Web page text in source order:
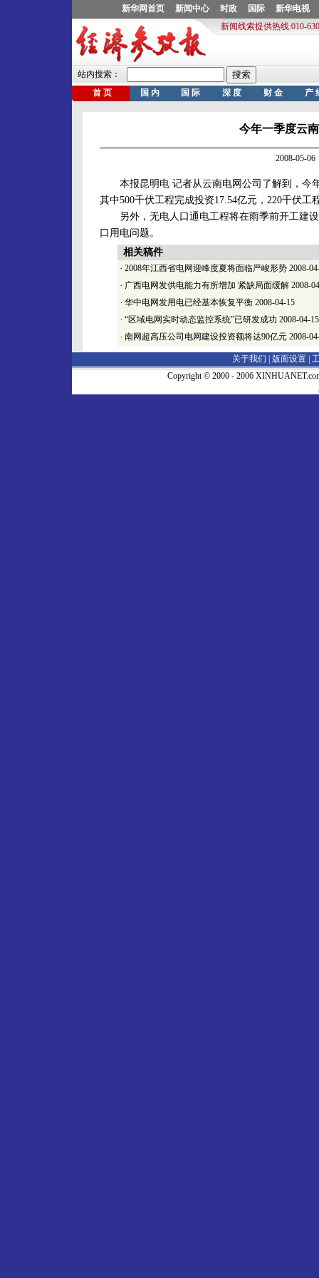
今年一季度云
2008-05-
本报昆明电 记者从云南电网公司了解到，今
其中500千伏工程完成投资17.54亿元，220千伏工
另外，无电人口通电工程将在雨季前开工建设
口用电问题。
相关稿件
· 2008年江西省电网迎峰度夏将面临严峻形势 2008-
· 广西电网发供电能力有所增加 紧缺局面缓解 2008-
· 华中电网发用电已经基本恢复平衡 2008-04-15
· “区域电网实时动态监控系统”已研发成功 2008-04-15
· 南网超高压公司电网建设投资额将达90亿元 2008-
关于我们 | 版面设置
Copyright © 2000 - 2006